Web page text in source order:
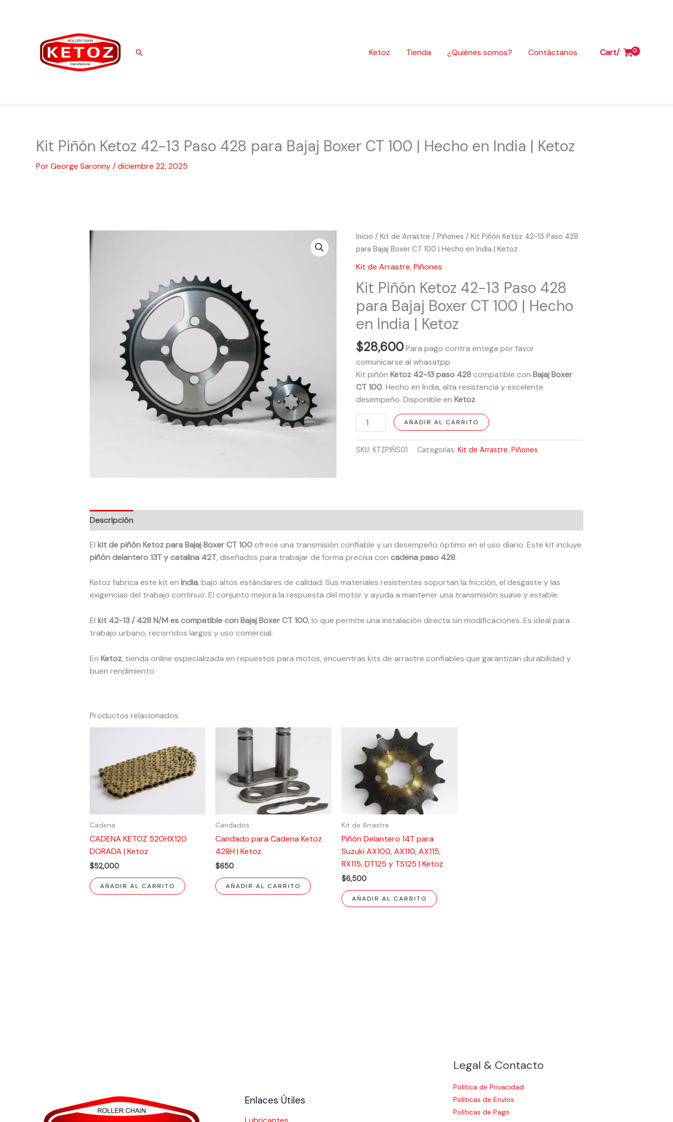
Buscar Ketoz Tienda ¿Quiénes somos? Contáctanos Cart/
Kit Piñón Ketoz 42-13 Paso 428 para Bajaj Boxer CT 100 | Hecho en India | Ketoz
PorGeorge Saronny/diciembre 22, 2025
Inicio /Kit de Arrastre /Piñones / Kit Piñón Ketoz 42-13 Paso 428
para Bajaj Boxer CT 100 | Hecho en India | Ketoz
Kit de Arrastre,Piñones
Kit Piñón Ketoz 42-13 Paso 428
para Bajaj Boxer CT 100 | Hecho
en India | Ketoz
$28,600 Para pago contra entega por favor
comunicarse al whasatpp
Kit piñónKetoz 42-13 paso 428compatible conBajaj Boxer
CT 100. Hecho en India, alta resistencia y excelente
desempeño. Disponible enKetoz.
Kit
Piñón
Ketoz
13
428
para
Boxer
CT
100
|
Hecho
en
India
Ketoz
AÑADIR AL CARRITO
SKU:KTZPIÑS01 Categorías:Kit de Arrastre,Piñones
Descripción
El kit de piñón Ketoz para Bajaj Boxer CT 100ofrece una transmisión confiable y un desempeño óptimo en el uso diario. Este kit incluye
piñón delantero 13T y catalina 42T, diseñados para trabajar de forma precisa con cadena paso 428.
Ketoz fabrica este kit en India, bajo altos estándares de calidad. Sus materiales resistentes soportan la fricción, el desgaste y las
exigencias del trabajo continuo. El conjunto mejora la respuesta del motor y ayuda a mantener una transmisión suave y estable.
El kit 42-13 / 428 N/M es compatible con Bajaj Boxer CT 100, lo que permite una instalación directa sin modificaciones. Es ideal para
trabajo urbano, recorridos largos y uso comercial.
En Ketoz, tienda online especializada en repuestos para motos, encuentras kits de arrastre confiables que garantizan durabilidad y
buen rendimiento.
Productos relacionados
Cadena
CADENA KETOZ 520HX120
DORADA | Ketoz
$52,000
AÑADIR AL CARRITO
Candados
Candado para Cadena Ketoz
428H | Ketoz
$650
AÑADIR AL CARRITO
Kit de Arrastre
Piñón Delantero 14T para
Suzuki AX100, AX110, AX115,
RX115, DT125 y TS125 | Ketoz
$6,500
AÑADIR AL CARRITO
Enlaces Útiles
Legal & Contacto
Política de Privacidad
Políticas de Envíos
Políticas de Pago
para
100
en